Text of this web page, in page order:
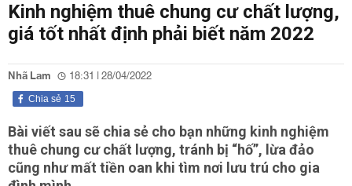
Kinh nghiệm thuê chung cư chất lượng,
giá tốt nhất định phải biết năm 2022
Nhã Lam 18:31 | 28/04/2022
15
Chia sẻ
Bài viết sau sẽ chia sẻ cho bạn những kinh nghiệm
thuê chung cư chất lượng, tránh bị “hố”, lừa đảo
cũng như mất tiền oan khi tìm nơi lưu trú cho gia